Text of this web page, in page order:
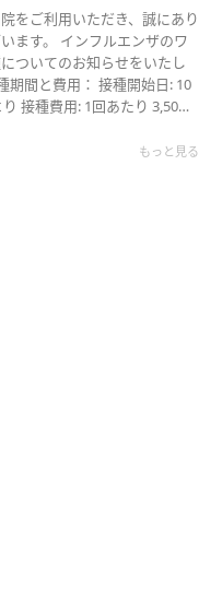
をご利用いただき、誠にあり
ます。 インフルエンザのワ
ついてのお知らせをいたし
期間と費用： 接種開始日: 10
接種費用: 1回あたり 3,50…
もっと見る